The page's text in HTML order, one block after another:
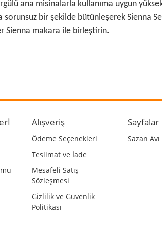
ana misinalarla kullanıma uygun
sorunsuz bir şekilde bütünleşerek
Sienna makara ile birleştirin.
Alışveriş
Ödeme Seçenekleri
Teslimat ve İade
Mesafeli Satış
Sözleşmesi
Gizlilik ve Güvenlik
Politikası
Sayfalar
Sazan